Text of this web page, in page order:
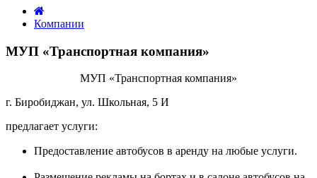
Компании
«Транспортная
компания»
МУП «Транспортная компания»
июля
10:32
МУП «Транспортная компания»
г. Биробиджан, ул. Школьная, 5 И
предлагает услуги:
Предоставление автобусов в аренду на любые услуги.